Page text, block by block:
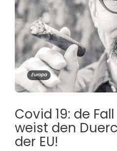
Europa
Covid 19: de Fall
weist den
der EU!